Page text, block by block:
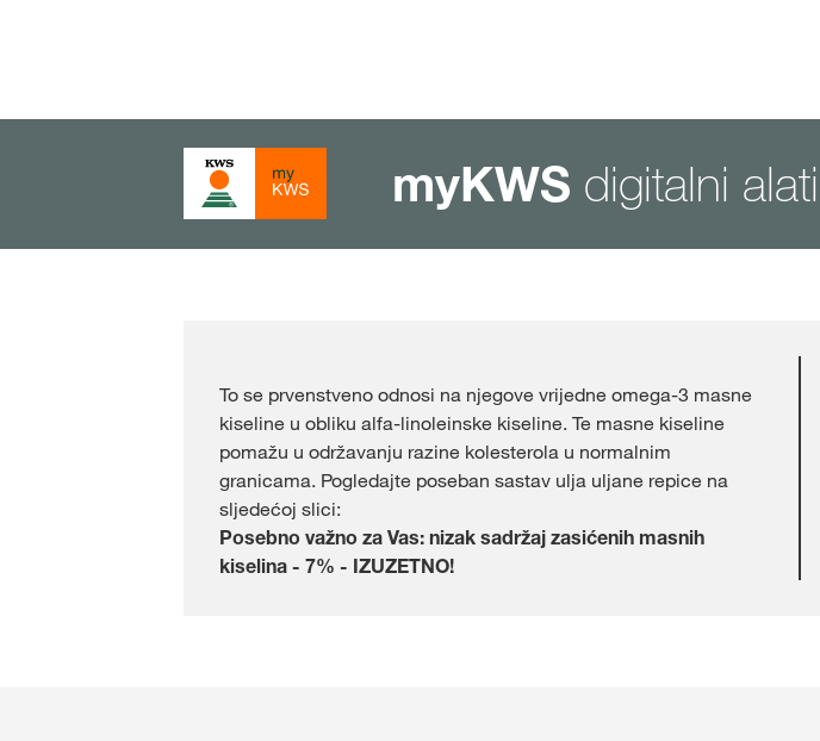
myKWS digitalni
To se prvenstveno odnosi na njegove vrijedne omega-3 masne
kiseline u obliku alfa-linoleinske kiseline. Te masne kiseline
pomažu u održavanju razine kolesterola u normalnim
granicama. Pogledajte poseban sastav ulja uljane repice na
sljedećoj slici:
Posebno važno za Vas: nizak sadržaj zasićenih masnih
kiselina - 7% - IZUZETNO!